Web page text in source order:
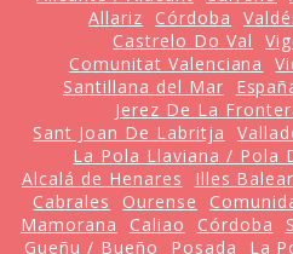
Allariz
Córdoba
Castrelo Do Val
Comunitat Valenciana
Santillana del Mar
Jerez De La
Sant Joan De Labritja
La Pola Llaviana / Pola
Alcalá de Henares
Illes
Cabrales
Ourense
Mamorana
Caliao Córdoba
Gueñu / Bueño
Posada La